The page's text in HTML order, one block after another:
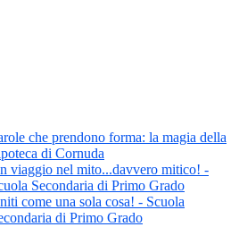
che prendono forma: la magia della
di Cornuda
viaggio nel mito...davvero mitico! -
Secondaria di Primo Grado
come una sola cosa! - Scuola
di Primo Grado